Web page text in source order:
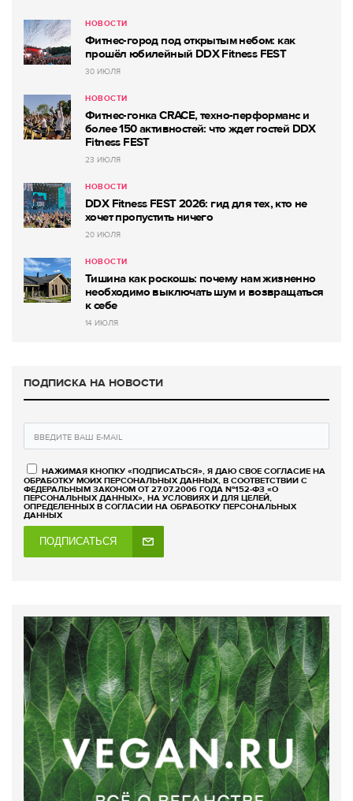
НОВОСТИ
Фитнес-город под открытым небом: как
прошёл юбилейный DDX Fitness FEST
30 ИЮЛЯ
НОВОСТИ
Фитнес-гонка CRACE, техно-перформанс и
более 150 активностей: что ждет гостей DDX
Fitness FEST
23 ИЮЛЯ
НОВОСТИ
DDX Fitness FEST 2026: гид для тех, кто не
хочет пропустить ничего
20 ИЮЛЯ
НОВОСТИ
Тишина как роскошь: почему нам жизненно
необходимо выключать шум и возвращаться
к себе
14 ИЮЛЯ
ПОДПИСКА НА НОВОСТИ
НАЖИМАЯ КНОПКУ «ПОДПИСАТЬСЯ», Я ДАЮ СВОЕ СОГЛАСИЕ НА
ОБРАБОТКУ МОИХ ПЕРСОНАЛЬНЫХ ДАННЫХ, В СООТВЕТСТВИИ С
ФЕДЕРАЛЬНЫМ ЗАКОНОМ ОТ 27.07.2006 ГОДА №152-ФЗ «О
ПЕРСОНАЛЬНЫХ ДАННЫХ», НА УСЛОВИЯХ И ДЛЯ ЦЕЛЕЙ,
ОПРЕДЕЛЕННЫХ В СОГЛАСИИ НА ОБРАБОТКУ ПЕРСОНАЛЬНЫХ
ДАННЫХ
ПОДПИСАТЬСЯ